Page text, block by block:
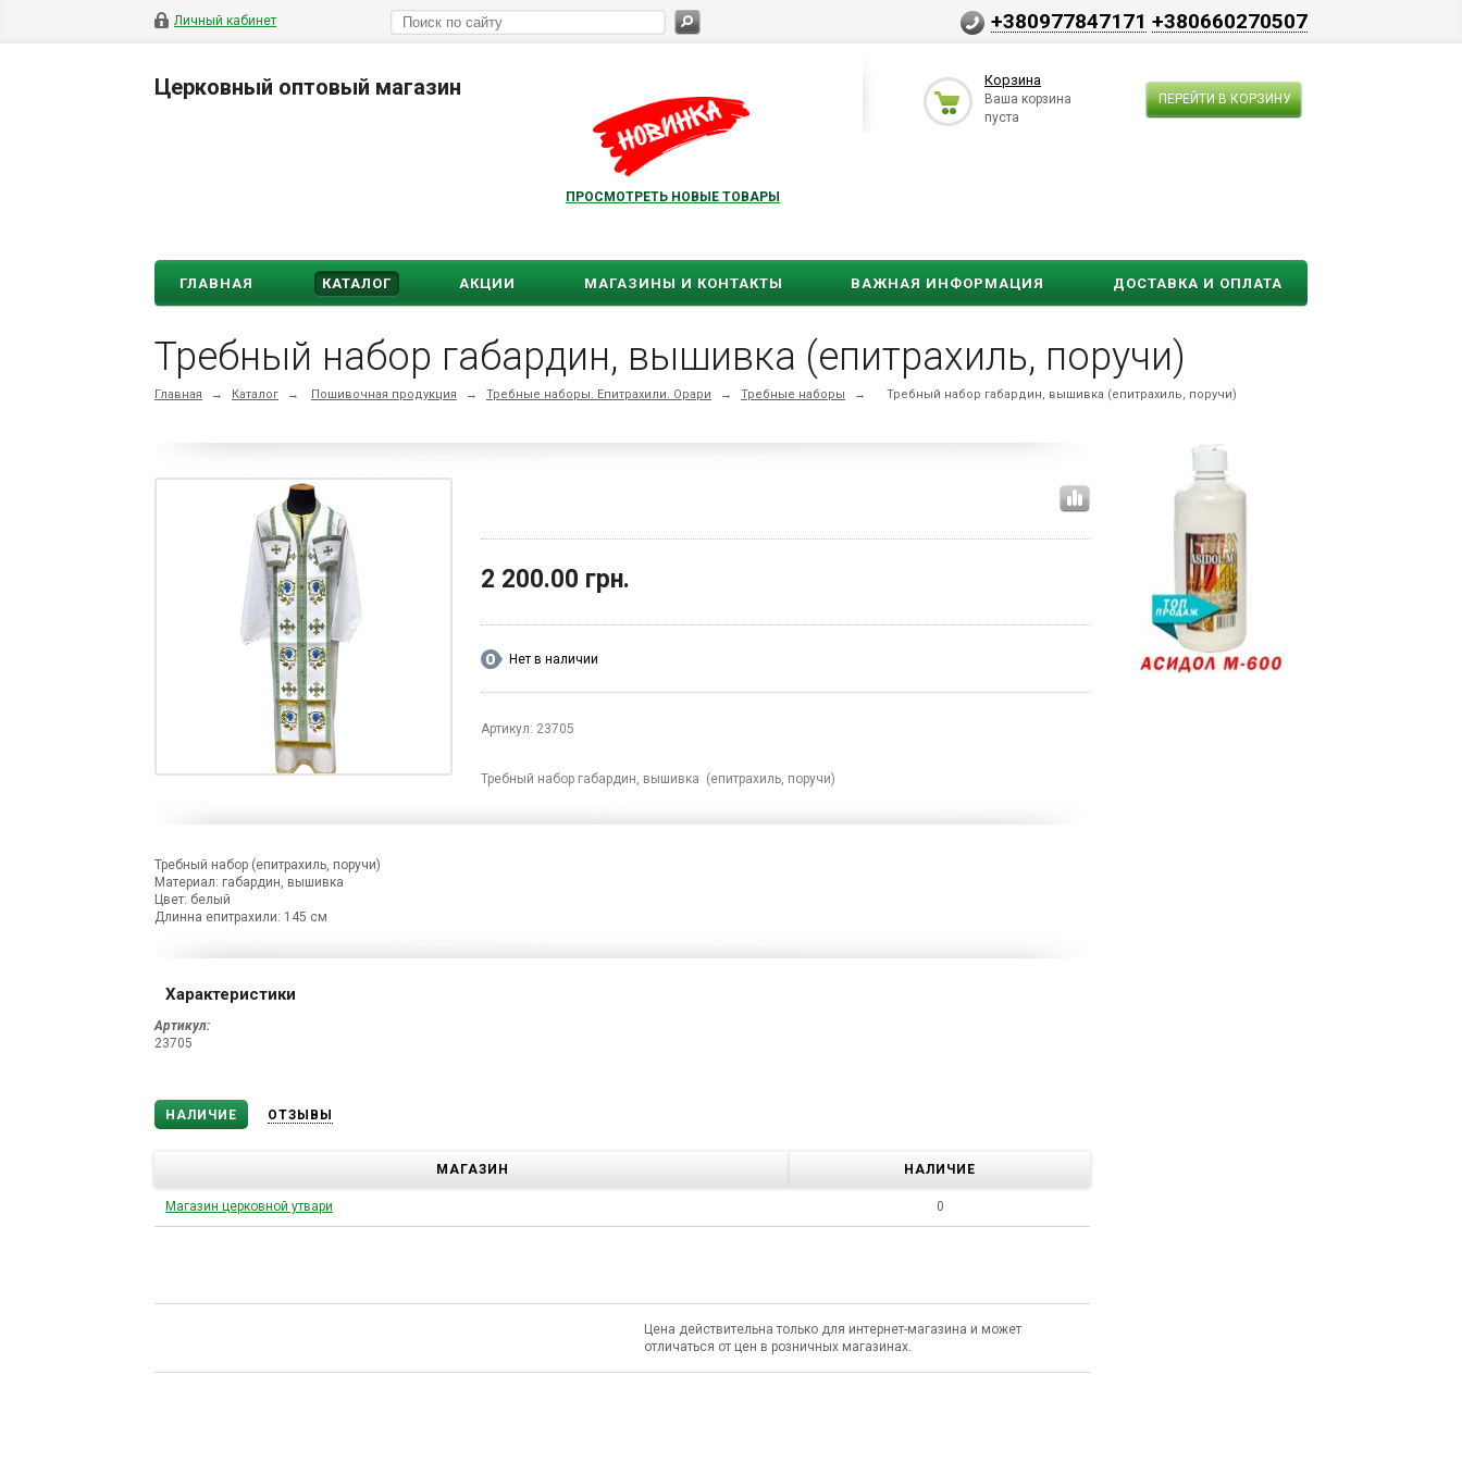
Личный кабинет +380977847171 +380660270507
Церковный оптовый магазин
ПРОСМОТРЕТЬ НОВЫЕ ТОВАРЫ
Корзина
Ваша корзина
пуста
ПЕРЕЙТИ В КОРЗИНУ
ГЛАВНАЯ КАТАЛОГ АКЦИИ МАГАЗИНЫ И КОНТАКТЫ ВАЖНАЯ ИНФОРМАЦИЯ ДОСТАВКА И ОПЛАТА
Требный набор габардин, вышивка (епитрахиль, поручи)
Главная → Каталог → Пошивочная продукция → Требные наборы. Епитрахили. Орари → Требные наборы → Требный набор габардин, вышивка (епитрахиль, поручи)
2 200.00 грн.
Нет в наличии
Артикул: 23705
Требный набор габардин, вышивка (епитрахиль, поручи)
Требный набор (епитрахиль, поручи)
Материал: габардин, вышивка
Цвет: белый
Длинна епитрахили: 145 см
Характеристики
Артикул:
23705
НАЛИЧИЕ ОТЗЫВЫ
МАГАЗИН НАЛИЧИЕ
Магазин церковной утвари 0
Цена действительна только для интернет-магазина и может
отличаться от цен в розничных магазинах.